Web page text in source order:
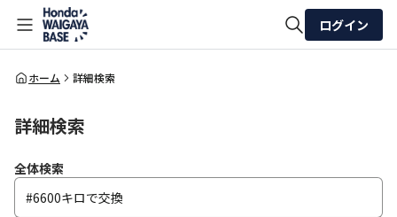
全体検索
ログイン
ホーム 詳細検索
詳細検索
全体検索